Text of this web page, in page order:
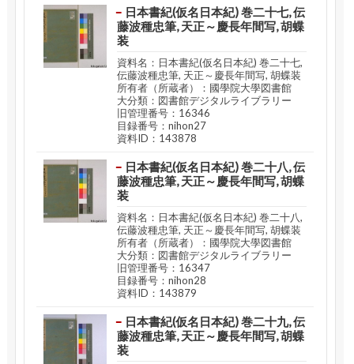
日本書紀(仮名日本紀) 巻二十七, 伝
藤波種忠筆, 天正～慶長年間写, 胡蝶
装
資料名：日本書紀(仮名日本紀) 巻二十七,
伝藤波種忠筆, 天正～慶長年間写, 胡蝶装
所有者（所蔵者）：國學院大學図書館
大分類：図書館デジタルライブラリー
旧管理番号：16346
目録番号：nihon27
資料ID：143878
日本書紀(仮名日本紀) 巻二十八, 伝
藤波種忠筆, 天正～慶長年間写, 胡蝶
装
資料名：日本書紀(仮名日本紀) 巻二十八,
伝藤波種忠筆, 天正～慶長年間写, 胡蝶装
所有者（所蔵者）：國學院大學図書館
大分類：図書館デジタルライブラリー
旧管理番号：16347
目録番号：nihon28
資料ID：143879
日本書紀(仮名日本紀) 巻二十九, 伝
藤波種忠筆, 天正～慶長年間写, 胡蝶
装